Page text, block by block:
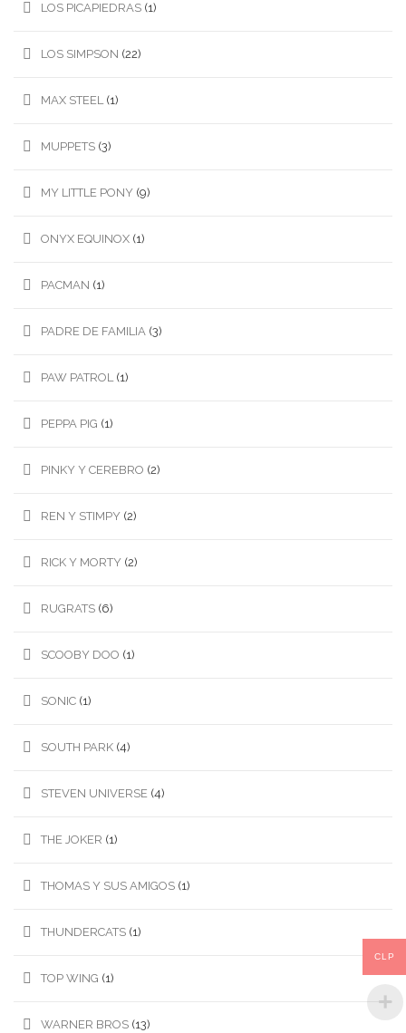
LOS PICAPIEDRAS (1)
LOS SIMPSON (22)
MAX STEEL (1)
MUPPETS (3)
MY LITTLE PONY (9)
ONYX EQUINOX (1)
PACMAN (1)
PADRE DE FAMILIA (3)
PAW PATROL (1)
PEPPA PIG (1)
PINKY Y CEREBRO (2)
REN Y STIMPY (2)
RICK Y MORTY (2)
RUGRATS (6)
SCOOBY DOO (1)
SONIC (1)
SOUTH PARK (4)
STEVEN UNIVERSE (4)
THE JOKER (1)
THOMAS Y SUS AMIGOS (1)
THUNDERCATS (1)
TOP WING (1)
WARNER BROS (13)
CLP